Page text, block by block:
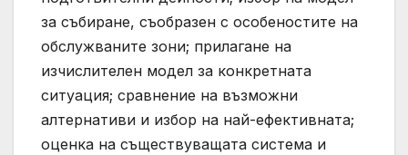
за събиране, съобразен с особеностите на
обслужваните зони; прилагане на
изчислителен модел за конкретната
ситуация; сравнение на възможни
алтернативи и избор на най-ефективната;
оценка на съществуващата система и